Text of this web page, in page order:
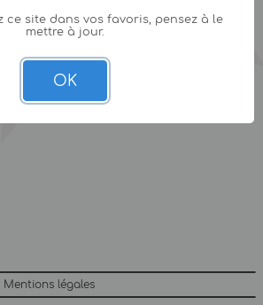
Mentions légales
ce site dans vos favoris, pensez à le
mettre à jour.
OK